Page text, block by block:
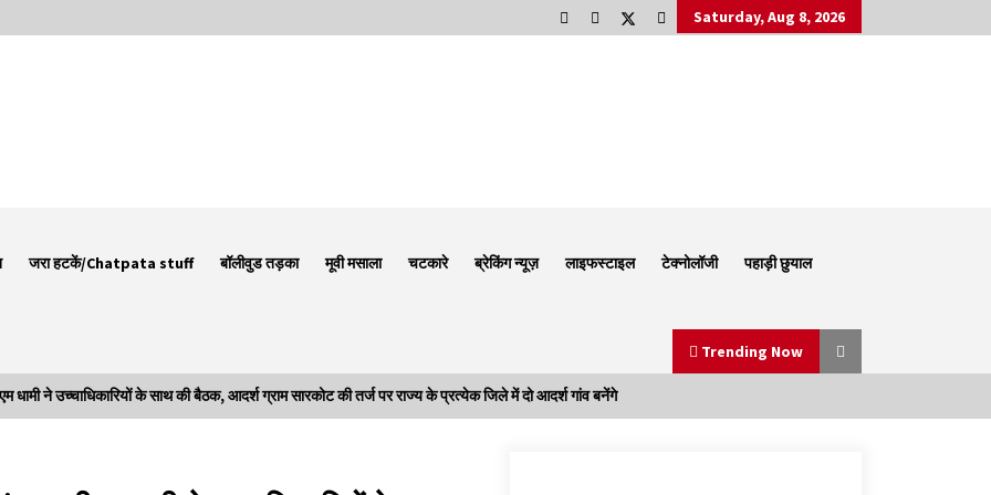
Saturday, Aug 8, 2026
जरा हटकें/Chatpata stuff बॉलीवुड तड़का मूवी मसाला चटकारे ब्रेकिंग न्यूज़ लाइफस्टाइल टेक्नोलॉजी पहाड़ी छुयाल
Trending Now
ने उच्चाधिकारियों के साथ की बैठक, आदर्श ग्राम सारकोट की तर्ज पर राज्य के प्रत्येक जिले में दो आदर्श गांव बनेंगे